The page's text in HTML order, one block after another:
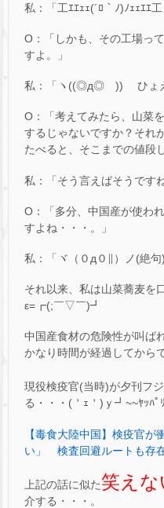
私：「工ｴｴｪｪ(´ﾛ｀ﾉ)ﾉｪｪｴｴ工
O：「しかも、その工場っ
すよ。」
私：「ヽ((◎д◎ ))ゝ ひょえ
O：「考えてみたら、山菜
するじゃないですか？それ
たべると、そこまでの値段
私：「そう言えばそうです
O：「多分、中国産が使わ
すよね・・・。」
私：「ヾ（０д０∥）ノ(絶句)
それ以来、私は山菜蕎麦を
ε=┏(;￣▽￣)┛
中国産食材の危険性が叫ば
かなり時間が経過してから
現役検疫官(当時)が夕刊フ
る・・・(＇ｪ＇)ｙ┛~~ﾔｯﾊﾟ
【毒食大陸中国】検疫官
い」 検査回避ルートも存
上記の話に似た笑えな
介する・・・。